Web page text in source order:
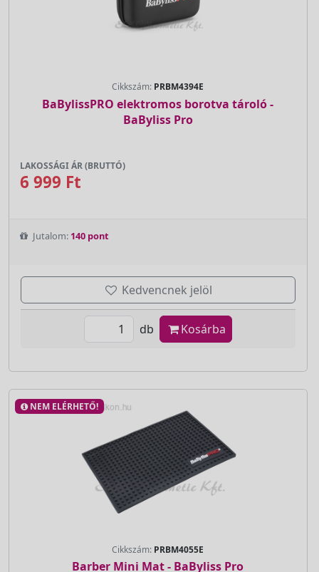
Cikkszám: PRBM4394E
BaBylissPRO elektromos borotva tároló -
BaByliss Pro
LAKOSSÁGI ÁR (BRUTTÓ)
6 999 Ft
Jutalom: 140 pont
Kedvencnek jelöl
db Kosárba
NEM ELÉRHETŐ!
Cikkszám: PRBM4055E
Barber Mini Mat - BaByliss Pro